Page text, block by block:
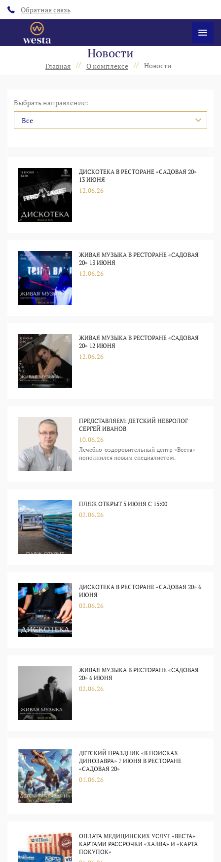
Обратная связь
Новости
Главная // О комплексе // Новости
Выбрать направление:
Все
ДИСКОТЕКА В РЕСТОРАНЕ «САДОВАЯ 20»
13 ИЮНЯ
12.06.26
ЖИВАЯ МУЗЫКА В РЕСТОРАНЕ «САДОВАЯ
20» 13 ИЮНЯ
12.06.26
ЖИВАЯ МУЗЫКА В РЕСТОРАНЕ «САДОВАЯ
20» 12 ИЮНЯ
12.06.26
ПРЕДСТАВЛЯЕМ: ДЕТСКИЙ НЕВРОЛОГ
СЕРГЕЙ ИВАНОВ
10.06.26
Лечебно-оздоровительный центр «Веста»
пополнился новым специалистом.
ПЛЯЖ ОТКРЫТ 5 ИЮНЯ С 15:00
02.06.26
ДИСКОТЕКА В РЕСТОРАНЕ «САДОВАЯ 20» 6
ИЮНЯ
02.06.26
ЖИВАЯ МУЗЫКА В РЕСТОРАНЕ «САДОВАЯ
20» 6 ИЮНЯ
02.06.26
ДЕТСКИЙ ПРАЗДНИК «В ПОИСКАХ
ДИНОЗАВРА» 7 ИЮНЯ В РЕСТОРАНЕ
«САДОВАЯ 20»
01.06.26
ОПЛАТА МЕДИЦИНСКИХ УСЛУГ «ВЕСТА»
КАРТАМИ РАССРОЧКИ «ХАЛВА» И «КАРТА
ПОКУПОК»